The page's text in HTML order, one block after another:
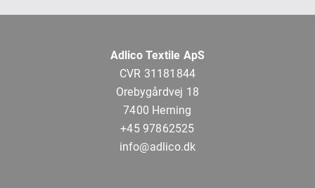
Adlico Textile ApS
CVR 31181844
Orebygårdvej 18
7400 Herning
+45 97862525
info@adlico.dk